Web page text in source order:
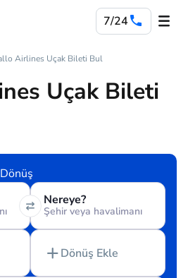
7/24
Airlines Uçak Bileti Bul
Uçak Bileti
Nereye?
Şehir veya havalimanı
Dönüş Ekle